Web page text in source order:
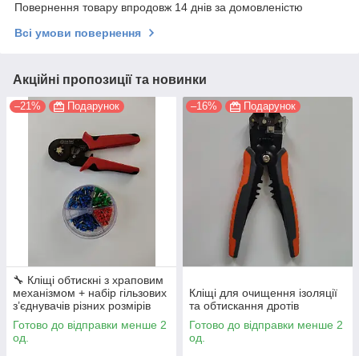
Повернення товару впродовж 14 днів за домовленістю
Всі умови повернення
Акційні пропозиції та новинки
–21% Подарунок
🔧 Кліщі обтискні з храповим
механізмом + набір гільзових
з’єднувачів різних розмірів
Готово до відправки менше 2
од.
–16% Подарунок
Кліщі для очищення ізоляції
та обтискання дротів
Готово до відправки менше 2
од.